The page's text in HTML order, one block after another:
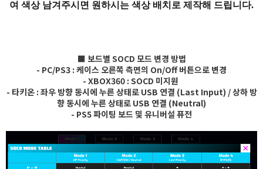
여 색상 남겨주시면 원하시는 색상 배치로 제작해 드립니다.
■ 보드별 SOCD 모드 변경 방법
- PC/PS3 : 케이스 오른쪽 측면의 On/Off 버튼으로 변경
- XBOX360 : SOCD 미지원
- 타키온 : 좌우 방향 동시에 누른 상태로 USB 연결 (Last Input) / 상하 방
향 동시에 누른 상태로 USB 연결 (Neutral)
- PS5 파이팅 보드 및 유니버설 퓨전